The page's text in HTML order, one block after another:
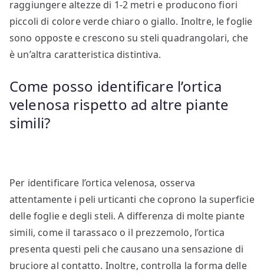
raggiungere altezze di 1-2 metri e producono fiori
piccoli di colore verde chiaro o giallo. Inoltre, le foglie
sono opposte e crescono su steli quadrangolari, che
è un’altra caratteristica distintiva.
Come posso identificare l’ortica
velenosa rispetto ad altre piante
simili?
Per identificare l’ortica velenosa, osserva
attentamente i peli urticanti che coprono la superficie
delle foglie e degli steli. A differenza di molte piante
simili, come il tarassaco o il prezzemolo, l’ortica
presenta questi peli che causano una sensazione di
bruciore al contatto. Inoltre, controlla la forma delle